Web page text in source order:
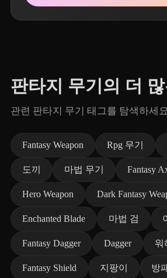
판타지 무기의 더
관련 판타지 무기 태그를 탐색하세
Fantasy Weapon Rpg 무기
도끼 마법 무기 Fantasy
Hero Weapon Dark Fantasy
Enchanted Blade 마법 검
Fantasy Dagger Dagger 워
Fantasy Shield 지팡이 방